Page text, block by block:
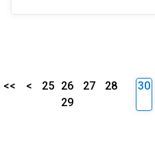
<< < 25 26 27
28
29
30